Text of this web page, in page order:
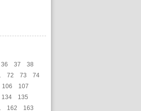
36 37
38
72 73
74
106
107
134
135
162 163